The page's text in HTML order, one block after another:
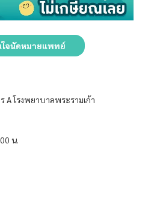
จนัดหมายแพทย์
A โรงพยาบาลพระรามเก้า
น.